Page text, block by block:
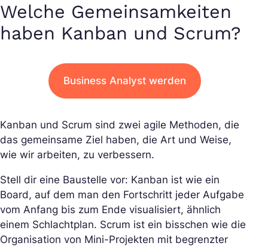
Welche Gemeinsamkeiten
haben Kanban und Scrum?
Business Analyst werden
Kanban und Scrum sind zwei agile Methoden, die
das gemeinsame Ziel haben, die Art und Weise,
wie wir arbeiten, zu verbessern.
Stell dir eine Baustelle vor: Kanban ist wie ein
Board, auf dem man den Fortschritt jeder Aufgabe
vom Anfang bis zum Ende visualisiert, ähnlich
einem Schlachtplan. Scrum ist ein bisschen wie die
Organisation von Mini-Projekten mit begrenzter